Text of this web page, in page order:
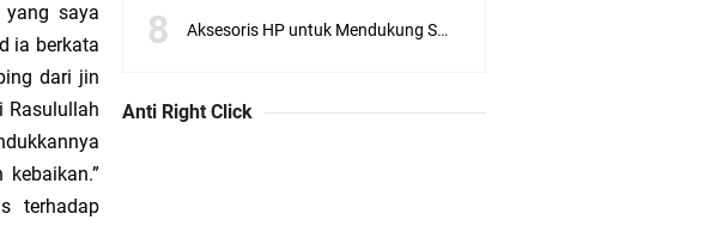
saya
ia berkata
dari jin
Rasulullah
terhadap
Aksesoris HP untuk Mendukung Swafoto
Anti Right Click